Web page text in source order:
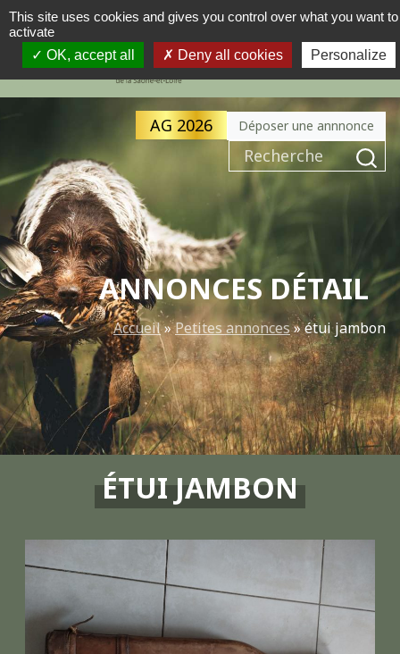
NAVIGATION PRINCIPALE
MENU
AG 2026 Déposer une annnonce
Recherche pour :
ANNONCES DÉTAIL
Accueil»Petites annonces»étui jambon
ÉTUI JAMBON
This site uses cookies and gives you control over what you want to
activate
OK, accept all
Deny all cookies Personalize